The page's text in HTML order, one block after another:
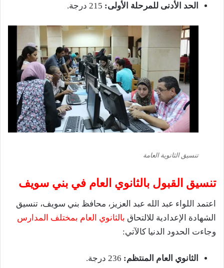
الحد الأدنى للمرحلة الأولى:
تنسيق الثانوية العامة
تنسيق القبول بالثانوي العام في بني سويف
اعتمد اللواء عبد الله عبد العزيز، محافظ بني سويف، تنسيق
الشهادة الإعدادية للالتحاق بالثانوي العام بمختلف المدارس
وجاءت الحدود الدنيا كالآتي:
الثانوي العام المنتظم: